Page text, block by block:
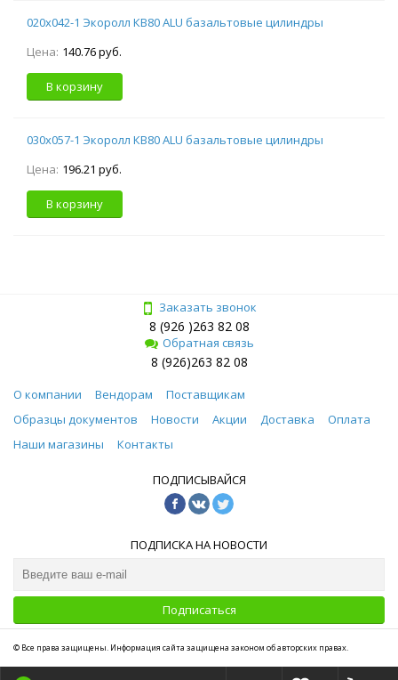
020х042-1 Экоролл КВ80 ALU базальтовые цилиндры
Цена: 140.76 руб.
В корзину
030х057-1 Экоролл КВ80 ALU базальтовые цилиндры
Цена: 196.21 руб.
В корзину
Заказать звонок
8 (926 )263 82 08
Обратная связь
8 (926)263 82 08
О компании Вендорам
Поставщикам
Образцы документов
Новости Акции Доставка
Оплата
Наши магазины
Контакты
ПОДПИСЫВАЙСЯ
ПОДПИСКА НА НОВОСТИ
Подписаться
© Все права защищены. Информация сайта защищена законом об авторских правах.